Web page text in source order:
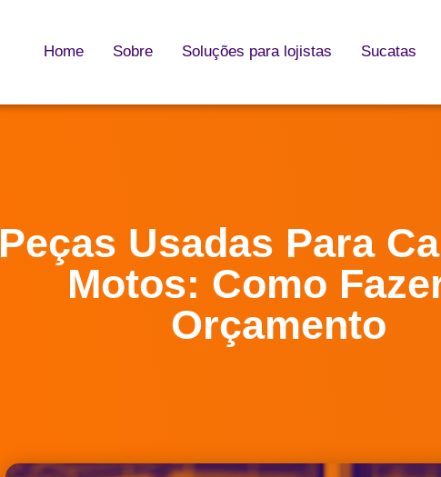
Home Sobre Soluções para lojistas Sucatas
Peças Usadas Para
Motos: Como
Orçamento